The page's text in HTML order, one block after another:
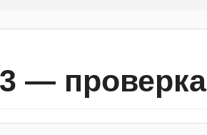
— проверка